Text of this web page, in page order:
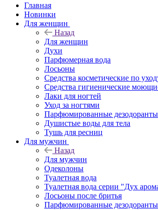
Главная
Новинки
Для женщин
Назад
Для женщин
Духи
Парфюмерная вода
Лосьоны
Средства косметические по
Средства гигиенические
Лаки для ногтей
Уход за ногтями
Парфюмированные дезодоранты
Душистые воды для тела
Тушь для ресниц
Для мужчин
Назад
Для мужчин
Одеколоны
Туалетная вода
Туалетная вода серии "Дух
Лосьоны после бритья
Парфюмированные дезодоранты